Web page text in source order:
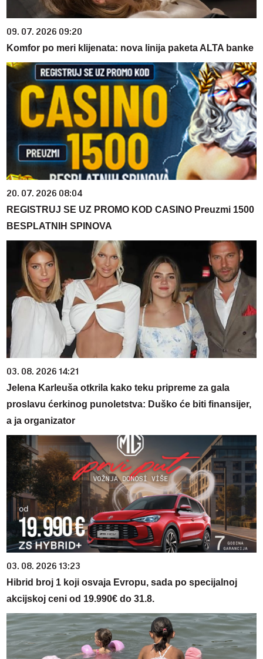
09. 07. 2026 09:20
Komfor po meri klijenata: nova linija paketa ALTA banke
20. 07. 2026 08:04
REGISTRUJ SE UZ PROMO KOD CASINO Preuzmi 1500
BESPLATNIH SPINOVA
03. 08. 2026 14:21
Jelena Karleuša otkrila kako teku pripreme za gala
proslavu ćerkinog punoletstva: Duško će biti finansijer,
a ja organizator
03. 08. 2026 13:23
Hibrid broj 1 koji osvaja Evropu, sada po specijalnoj
akcijskoj ceni od 19.990€ do 31.8.